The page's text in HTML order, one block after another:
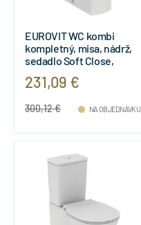
EUROVIT WC kombi
kompletný, misa, nádrž,
sedadlo Soft Close,
231,09 €
300,12 € NA OBJEDNÁVKU